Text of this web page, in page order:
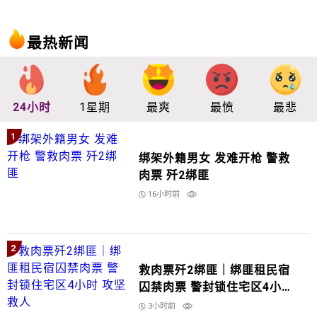
最热新闻
24小时 1星期 最爽 最愤 最悲
1
绑架外籍男女 发难开枪 警救
肉票 歼2绑匪
16小时前
2
救肉票歼2绑匪｜绑匪租民宿
囚禁肉票 警封锁住宅区4小时
攻坚救人
3小时前